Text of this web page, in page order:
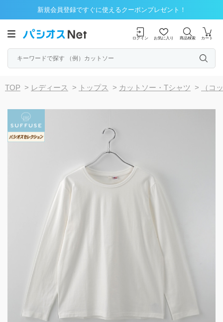
新規会員登録ですぐに使えるクーポンプレゼント！
ログイン お気に入り 商品検索 カート
TOP > レディース > トップス > カットソー・Tシャツ > （コ